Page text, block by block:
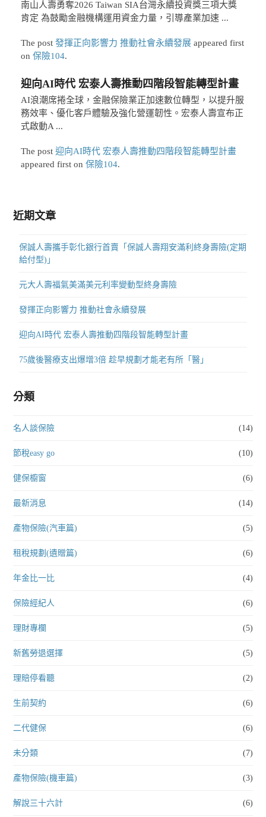
南山人壽勇奪2026 Taiwan SIA台灣永續投資獎三項大獎
肯定 為鼓勵金融機構運用資金力量，引導產業加速 ...
The post 發揮正向影響力 推動社會永續發展appeared first
on 保險104.
迎向AI時代 宏泰人壽推動四階段智能轉型計畫
AI浪潮席捲全球，金融保險業正加速數位轉型，以提升服
務效率、優化客戶體驗及強化營運韌性。宏泰人壽宣布正
式啟動A ...
The post 迎向AI時代 宏泰人壽推動四階段智能轉型計畫
appeared first on 保險104.
近期文章
保誠人壽攜手彰化銀行首賣「保誠人壽翔安滿利終身壽險(定期
給付型)」
元大人壽福氣美滿美元利率變動型終身壽險
發揮正向影響力 推動社會永續發展
迎向AI時代 宏泰人壽推動四階段智能轉型計畫
75歲後醫療支出爆增3倍 趁早規劃才能老有所「醫」
分類
名人談保險 (14)
節稅easy go (10)
健保櫥窗 (6)
最新消息 (14)
產物保險(汽車篇) (5)
租稅規劃(遺贈篇) (6)
年金比一比 (4)
保險經紀人 (6)
理財專欄 (5)
新舊勞退選擇 (5)
理賠停看聽 (2)
生前契約 (6)
二代健保 (6)
未分類 (7)
產物保險(機車篇) (3)
解說三十六計 (6)